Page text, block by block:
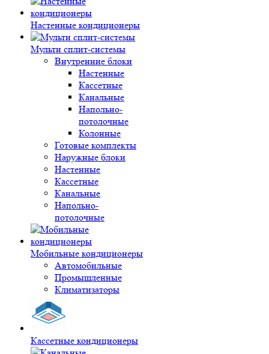
Настенные кондиционеры
Мульти сплит-системы
Внутренние блоки
Настенные
Кассетные
Канальные
Напольно-
потолочные
Колонные
Готовые комплекты
Наружные блоки
Настенные
Кассетные
Канальные
Напольно-
потолочные
Мобильные кондиционеры
Автомобильные
Промышленные
Климатизаторы
Кассетные кондиционеры